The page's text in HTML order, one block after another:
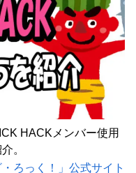
HACKメンバー使用
。
ろっく！」公式サイト